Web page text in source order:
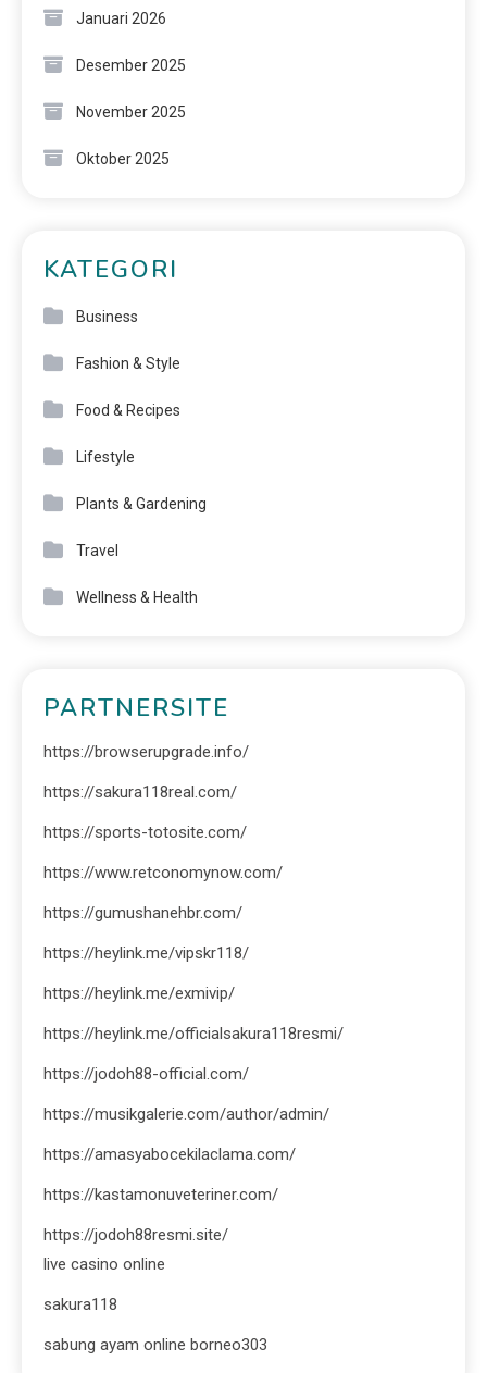
Januari 2026
Desember 2025
November 2025
Oktober 2025
KATEGORI
Business
Fashion & Style
Food & Recipes
Lifestyle
Plants & Gardening
Travel
Wellness & Health
PARTNERSITE
https://browserupgrade.info/
https://sakura118real.com/
https://sports-totosite.com/
https://www.retconomynow.com/
https://gumushanehbr.com/
https://heylink.me/vipskr118/
https://heylink.me/exmivip/
https://heylink.me/officialsakura118resmi/
https://jodoh88-official.com/
https://musikgalerie.com/author/admin/
https://amasyabocekilaclama.com/
https://kastamonuveteriner.com/
https://jodoh88resmi.site/
live casino online
sakura118
sabung ayam online borneo303